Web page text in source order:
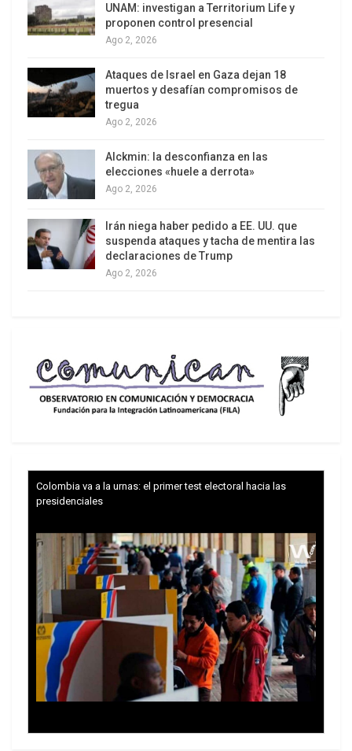
la guerra que Irán demanda y la idea de las
inversiones sugerida por la Casa Blanca, Trump
Irán, Estados Unidos e Israel lograron un cese al
fuego el 8 de abril luego de 40 días de
enfrentamientos.
En las últimas semanas, a través de la mediación
varias propuestas con sus condiciones para poner
fin al conflicto. Según reportes, están trabajando
para finalizar un memorándum de entendimiento.
UNAM: investigan a Territorium Life y
proponen control presencial
Ago 2, 2026
Ataques de Israel en Gaza dejan 18
muertos y desafían compromisos de
tregua
Ago 2, 2026
Alckmin: la desconfianza en las
elecciones «huele a derrota»
Ago 2, 2026
Irán niega haber pedido a EE. UU. que
suspenda ataques y tacha de mentira las
declaraciones de Trump
Ago 2, 2026
Colombia va a la urnas: el primer test electoral hacia las
presidenciales